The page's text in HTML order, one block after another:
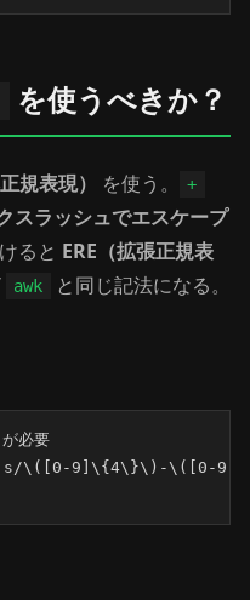
を使うべきか？
規表現） を使う。
+
スラッシュでエスケープ
ると ERE（拡張正規表
awk と同じ記法になる。
必要
's/\([0-9]\{4\}\)-